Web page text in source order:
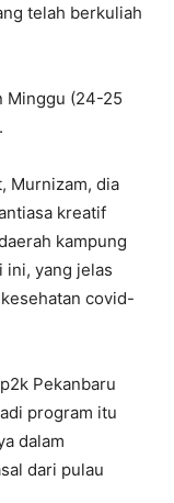
telah berkuliah
Minggu (24-25
Murnizam, dia
kreatif
kampung
ini, yang jelas
covid-
Pekanbaru
program itu
dalam
dari pulau